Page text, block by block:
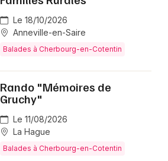
Le 18/10/2026
Anneville-en-Saire
Balades à Cherbourg-en-Cotentin
Rando "Mémoires de
Gruchy"
Le 11/08/2026
La Hague
Balades à Cherbourg-en-Cotentin